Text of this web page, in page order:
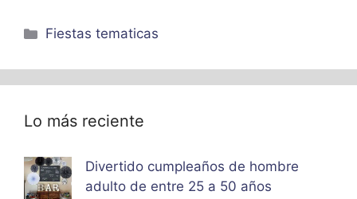
Categorías
Fiestas tematicas
Lo más reciente
Divertido cumpleaños de hombre
adulto de entre 25 a 50 años